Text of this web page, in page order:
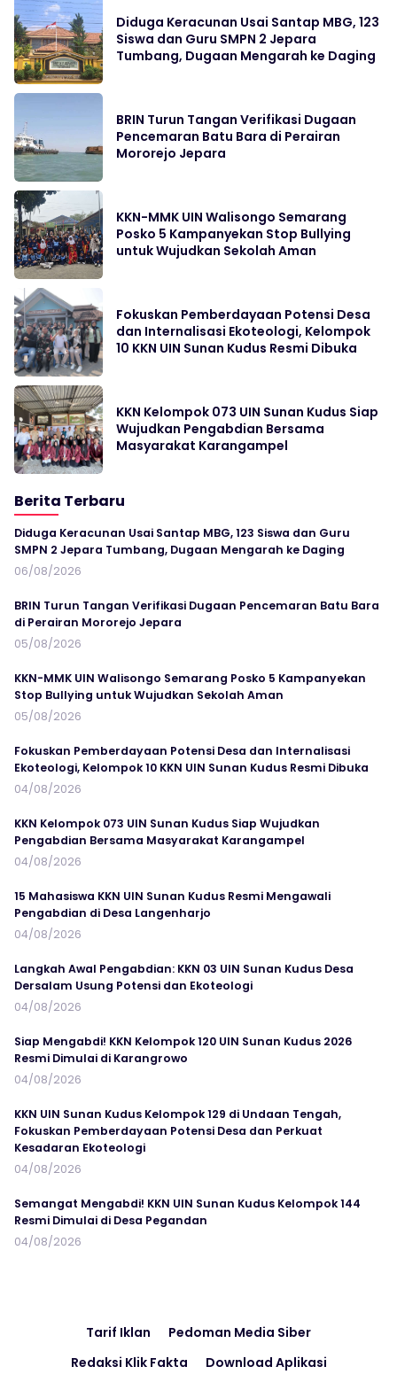
Diduga Keracunan Usai Santap MBG, 123
Siswa dan Guru SMPN 2 Jepara
Tumbang, Dugaan Mengarah ke Daging
BRIN Turun Tangan Verifikasi Dugaan
Pencemaran Batu Bara di Perairan
Mororejo Jepara
KKN-MMK UIN Walisongo Semarang
Posko 5 Kampanyekan Stop Bullying
untuk Wujudkan Sekolah Aman
Fokuskan Pemberdayaan Potensi Desa
dan Internalisasi Ekoteologi, Kelompok
10 KKN UIN Sunan Kudus Resmi Dibuka
KKN Kelompok 073 UIN Sunan Kudus Siap
Wujudkan Pengabdian Bersama
Masyarakat Karangampel
Berita Terbaru
Diduga Keracunan Usai Santap MBG, 123 Siswa dan Guru
SMPN 2 Jepara Tumbang, Dugaan Mengarah ke Daging
06/08/2026
BRIN Turun Tangan Verifikasi Dugaan Pencemaran Batu Bara
di Perairan Mororejo Jepara
05/08/2026
KKN-MMK UIN Walisongo Semarang Posko 5 Kampanyekan
Stop Bullying untuk Wujudkan Sekolah Aman
05/08/2026
Fokuskan Pemberdayaan Potensi Desa dan Internalisasi
Ekoteologi, Kelompok 10 KKN UIN Sunan Kudus Resmi Dibuka
04/08/2026
KKN Kelompok 073 UIN Sunan Kudus Siap Wujudkan
Pengabdian Bersama Masyarakat Karangampel
04/08/2026
15 Mahasiswa KKN UIN Sunan Kudus Resmi Mengawali
Pengabdian di Desa Langenharjo
04/08/2026
Langkah Awal Pengabdian: KKN 03 UIN Sunan Kudus Desa
Dersalam Usung Potensi dan Ekoteologi
04/08/2026
Siap Mengabdi! KKN Kelompok 120 UIN Sunan Kudus 2026
Resmi Dimulai di Karangrowo
04/08/2026
KKN UIN Sunan Kudus Kelompok 129 di Undaan Tengah,
Fokuskan Pemberdayaan Potensi Desa dan Perkuat
Kesadaran Ekoteologi
04/08/2026
Semangat Mengabdi! KKN UIN Sunan Kudus Kelompok 144
Resmi Dimulai di Desa Pegandan
04/08/2026
Tarif Iklan
Pedoman Media Siber
Redaksi Klik Fakta
Download Aplikasi